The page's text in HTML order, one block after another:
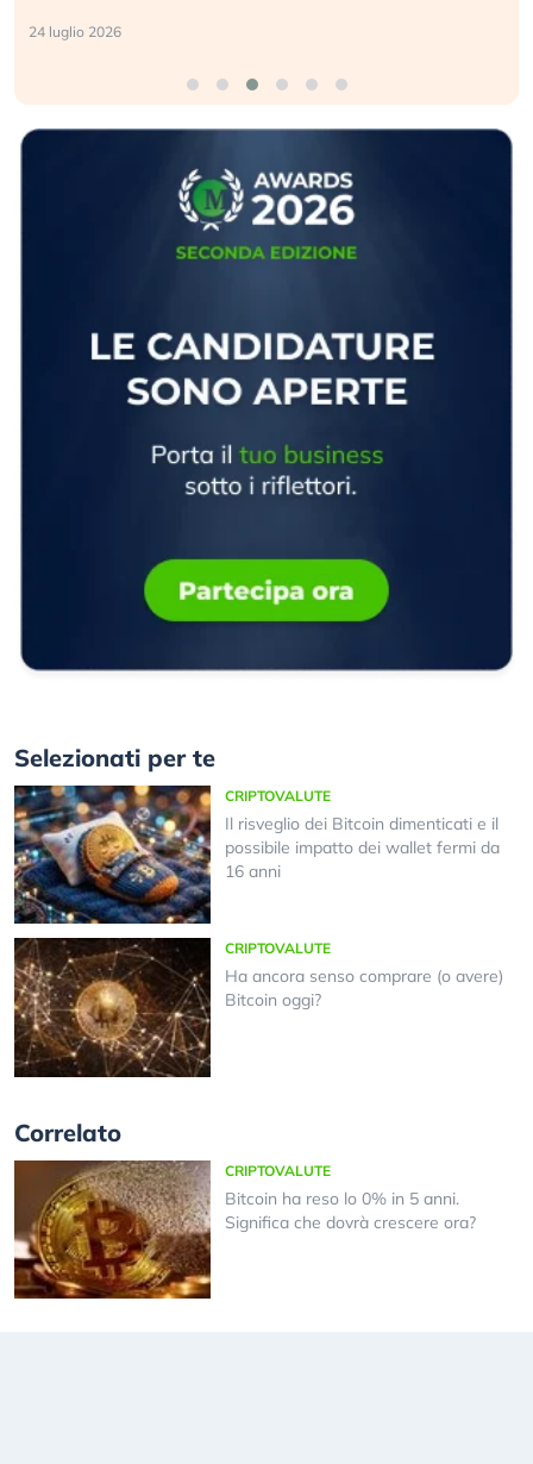
Selezionati per te
CRIPTOVALUTE
Il risveglio dei Bitcoin dimenticati e il
possibile impatto dei wallet fermi da
16 anni
CRIPTOVALUTE
Ha ancora senso comprare (o avere)
Bitcoin oggi?
Correlato
CRIPTOVALUTE
Bitcoin ha reso lo 0% in 5 anni.
Significa che dovrà crescere ora?